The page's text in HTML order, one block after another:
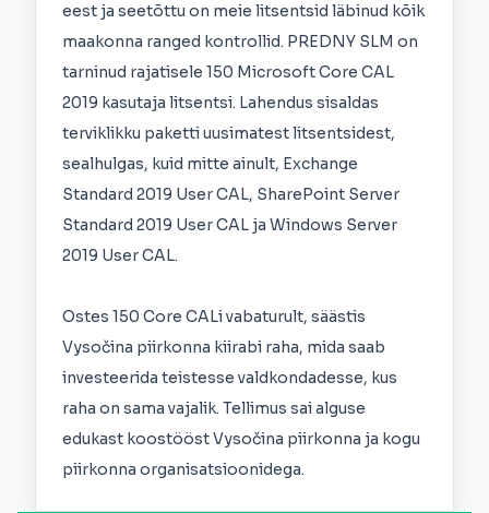
eest ja seetõttu on meie litsentsid läbinud kõik
maakonna ranged kontrollid. PREDNY SLM on
tarninud rajatisele 150 Microsoft Core CAL
2019 kasutaja litsentsi. Lahendus sisaldas
terviklikku paketti uusimatest litsentsidest,
sealhulgas, kuid mitte ainult, Exchange
Standard 2019 User CAL, SharePoint Server
Standard 2019 User CAL ja Windows Server
2019 User CAL.
Ostes 150 Core CALi vabaturult, säästis
Vysočina piirkonna kiirabi raha, mida saab
investeerida teistesse valdkondadesse, kus
raha on sama vajalik. Tellimus sai alguse
edukast koostööst Vysočina piirkonna ja kogu
piirkonna organisatsioonidega.